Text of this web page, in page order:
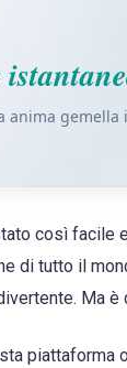
anima gemella
così facile
di tutto il
Ma